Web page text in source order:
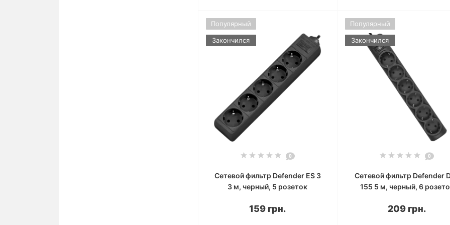
Популярный
Закончился
0
Сетевой фильтр Defender ES 3
3 м, черный, 5 розеток
159 грн.
Популярный
Закончился
0
Сетевой фильтр Defender
155 5 м, черный, 6
209 грн.